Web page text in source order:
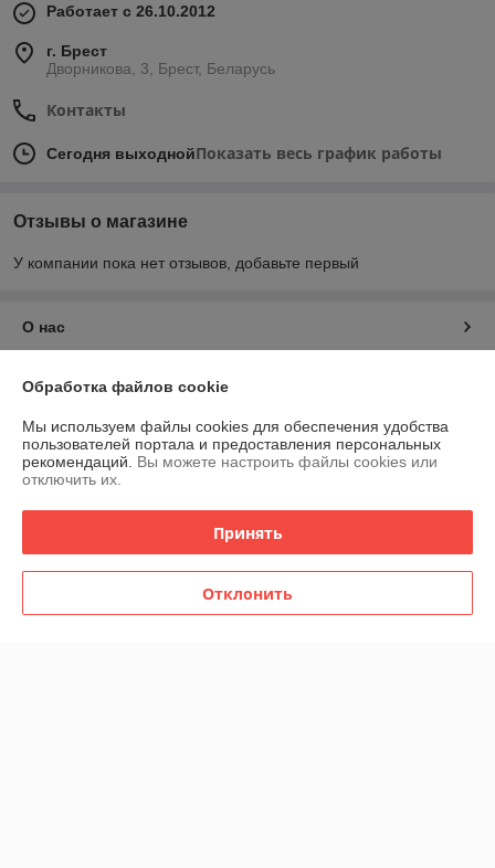
Работает с 26.10.2012
г. Брест
Дворникова, 3, Брест, Беларусь
Контакты
Сегодня выходнойПоказать весь график работы
Отзывы о магазине
У компании пока нет отзывов, добавьте первый
О нас
Контакты
Доставка и оплата
График работы
Политика обработки cookies
Обработка файлов cookie
Мы используем файлы cookies для обеспечения удобства
пользователей портала и предоставления персональных
рекомендаций. Вы можете настроить файлы cookies или
отключить их.
Принять
Отклонить